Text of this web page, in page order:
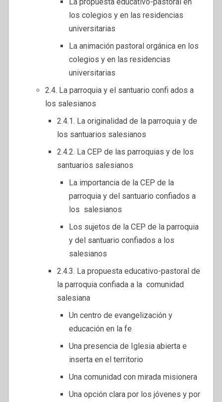
los colegios y en las residencias
universitarias
La animación pastoral orgánica en los
colegios y en las residencias
universitarias
2.4. La parroquia y el santuario confi ados a
los salesianos
2.4.1. La originalidad de la parroquia y de
los santuarios salesianos
2.4.2. La CEP de las parroquias y de los
santuarios salesianos
La importancia de la CEP de la
parroquia y del santuario confiados a
los salesianos
Los sujetos de la CEP de la parroquia
y del santuario confiados a los
salesianos
2.4.3. La propuesta educativo-pastoral de
la parroquia confiada a la comunidad
salesiana
Un centro de evangelización y
educación en la fe
Una presencia de Iglesia abierta e
inserta en el territorio
Una comunidad con mirada misionera
Una opción clara por los jóvenes y por